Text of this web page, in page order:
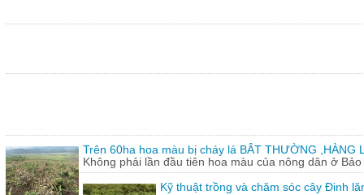
Trên 60ha hoa màu bị cháy lá BÂT THƯỜNG
Không phải lần đầu tiên hoa màu của nông dân ở
Kỹ thuật trồng và chăm sóc cây Đinh